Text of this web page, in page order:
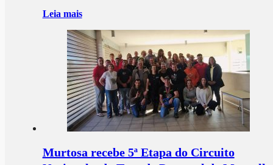
Leia mais
Murtosa recebe 5ª Etapa do Circuito